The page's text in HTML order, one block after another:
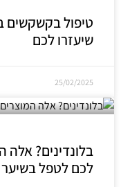
טיפול בקשקשים
שיעזרו לכם
25/02/2025
בלונדינים? אלה
לכם לטפל בשיער